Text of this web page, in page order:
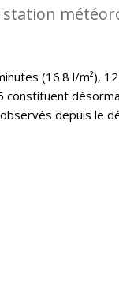
station
(16.8 l/m²),
constituent
depuis le